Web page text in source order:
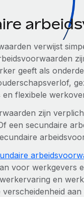
verwijst
geeft als
flexibele
zijn
een secundaire
voor werkgevers
en